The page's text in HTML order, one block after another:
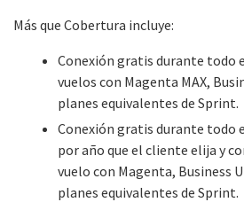
Más que Cobertura incluye:
Conexión gratis durante todo
vuelos con Magenta MAX,
planes equivalentes de Sprint.
Conexión gratis durante todo
por año que el cliente elija y
vuelo con Magenta, Business
planes equivalentes de Sprint.